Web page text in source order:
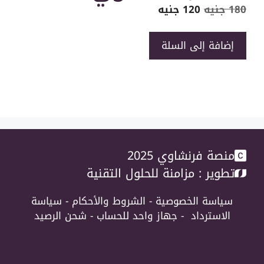
180جنيه السعر
هو:
180 جنيه.
120 جنيه
هو: كمية
معسكر
إضافة إلى السلة
منصة فرنشاوي 2025
تطوير : مزامنة للحلول التقنية
سياسة الخصوصية - الشروط والأحكام - سياسة
الاسترداد - جهاز واحد للحساب - شحن الرصيد